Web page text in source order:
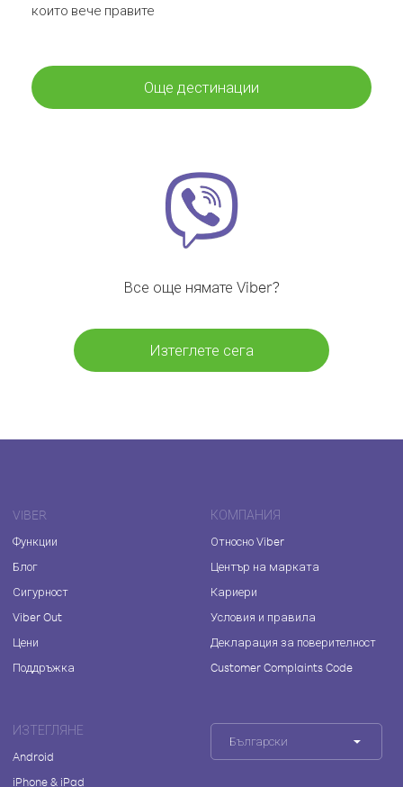
които вече правите
Още дестинации
Все още нямате Viber?
Изтеглете сега
VIBER
Функции
Блог
Сигурност
Viber Out
Цени
Поддръжка
КОМПАНИЯ
Относно Viber
Център на марката
Кариери
Условия и правила
Декларация за поверителност
Customer Complaints Code
ИЗТЕГЛЯНЕ
Android
iPhone & iPad
Български